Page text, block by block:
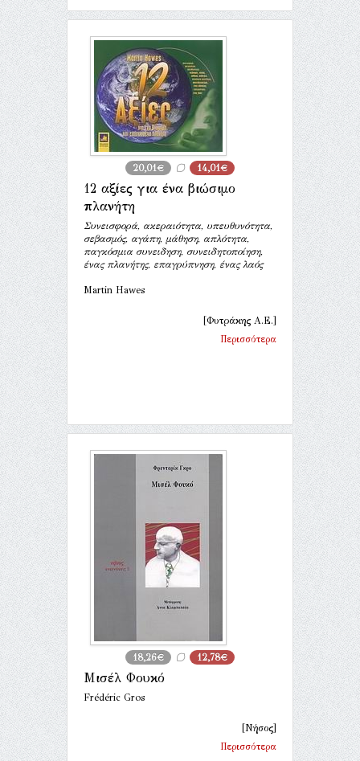
20,01€ 14,01€
12 αξίες για ένα βιώσιμο
πλανήτη
Συνεισφορά, ακεραιότητα, υπευθυνότητα,
σεβασμός, αγάπη, μάθηση, απλότητα,
παγκόσμια συνειδηση, συνειδητοποίηση,
ένας πλανήτης, επαγρύπνηση, ένας λαός
Martin Hawes
[Φυτράκης Α.Ε.]
Περισσότερα
18,26€ 12,78€
Μισέλ Φουκό
Frédéric Gros
[Νήσος]
Περισσότερα